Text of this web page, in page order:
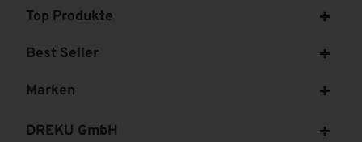
Top Produkte
Best Seller
Marken
DREKU GmbH